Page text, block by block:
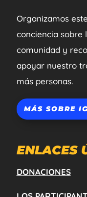
Organizamos
conciencia sobre
comunidad y
apoyar nuestro
más personas.
MÁS SOBRE
ENLACES
DONACIONES